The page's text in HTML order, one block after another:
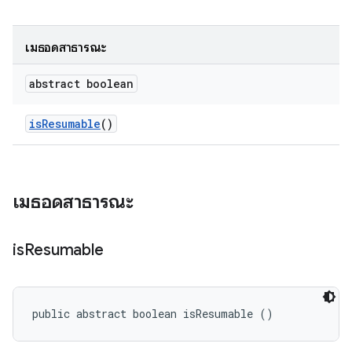
เมธอดสาธารณะ
abstract boolean
isResumable()
เมธอดสาธารณะ
isResumable
public abstract boolean isResumable ()